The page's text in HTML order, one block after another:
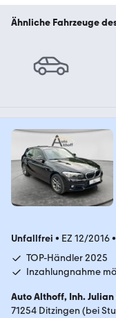
Ähnliche Fahrzeuge
Unfallfrei • EZ 12/2016•
TOP-Händler 2025
Inzahlungnahme
Auto Althoff, Inh.
71254 Ditzingen (bei